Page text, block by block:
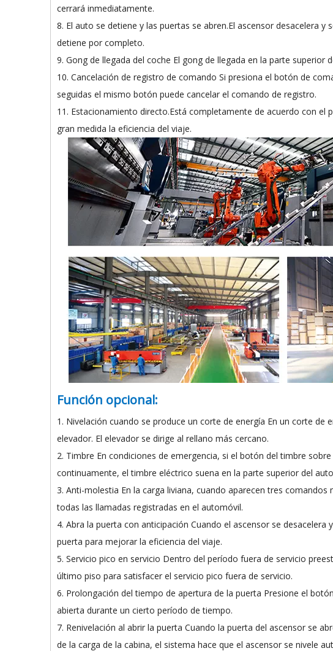
cerrará inmediatamente.
8. El auto se detiene y las puertas se abren.El ascensor desacelera
detiene por completo.
9. Gong de llegada del coche El gong de llegada en la parte superior
10. Cancelación de registro de comando Si presiona el botón de
seguidas el mismo botón puede cancelar el comando de registro.
11. Estacionamiento directo.Está completamente de acuerdo con el
gran medida la eficiencia del viaje.
Función opcional:
1. Nivelación cuando se produce un corte de energía En un corte
elevador. El elevador se dirige al rellano más cercano.
2. Timbre En condiciones de emergencia, si el botón del timbre
continuamente, el timbre eléctrico suena en la parte superior del
3. Anti-molestia En la carga liviana, cuando aparecen tres
todas las llamadas registradas en el automóvil.
4. Abra la puerta con anticipación Cuando el ascensor se
puerta para mejorar la eficiencia del viaje.
5. Servicio pico en servicio Dentro del período fuera de servicio
último piso para satisfacer el servicio pico fuera de servicio.
6. Prolongación del tiempo de apertura de la puerta Presione el
abierta durante un cierto período de tiempo.
7. Renivelación al abrir la puerta Cuando la puerta del ascensor se
de la carga de la cabina, el sistema hace que el ascensor se nivele